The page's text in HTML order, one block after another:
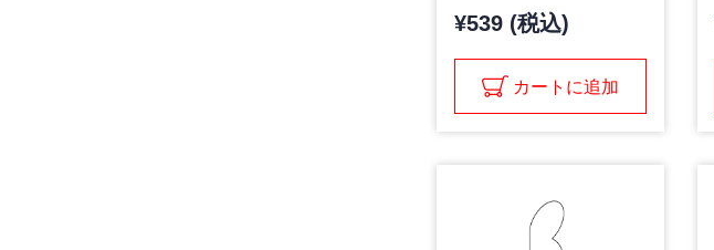
¥539 (税込)
カートに追加